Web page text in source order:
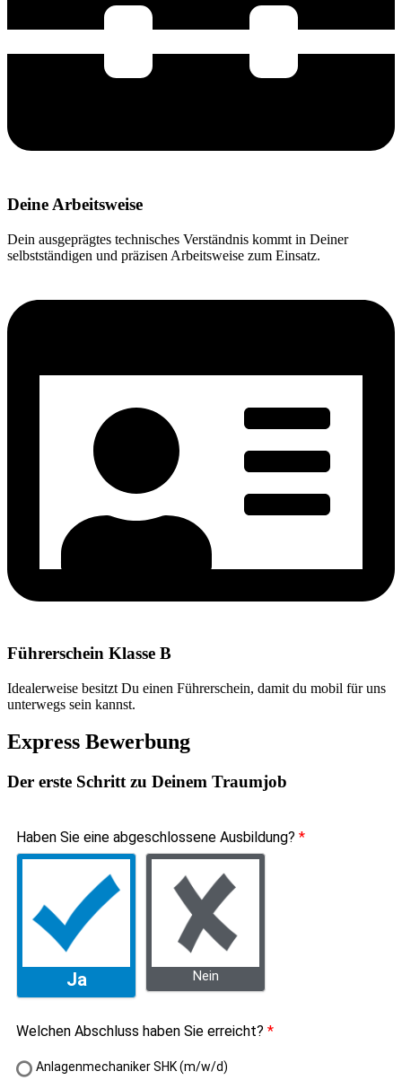
Deine Arbeitsweise
Dein ausgeprägtes technisches Verständnis kommt in Deiner
selbstständigen und präzisen Arbeitsweise zum Einsatz.
Führerschein Klasse B
Idealerweise besitzt Du einen Führerschein, damit du mobil für uns
unterwegs sein kannst.
Express Bewerbung
Der erste Schritt zu Deinem Traumjob